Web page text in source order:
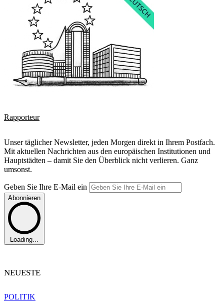
Rapporteur
Unser täglicher Newsletter, jeden Morgen direkt in Ihrem Postfach.
Mit aktuellen Nachrichten aus den europäischen Institutionen und
Hauptstädten – damit Sie den Überblick nicht verlieren. Ganz
umsonst.
Geben Sie Ihre E-Mail ein
Abonnieren
Loading...
NEUESTE
POLITIK